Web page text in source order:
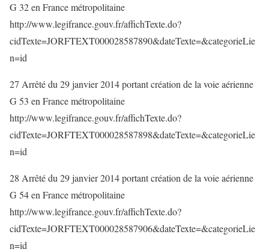
G 32 en France métropolitaine
http://www.legifrance.gouv.fr/affichTexte.do?
cidTexte=JORFTEXT000028587890&dateTexte=&categorieLie
n=id
27 Arrêté du 29 janvier 2014 portant création de la voie aérienne
G 53 en France métropolitaine
http://www.legifrance.gouv.fr/affichTexte.do?
cidTexte=JORFTEXT000028587898&dateTexte=&categorieLie
n=id
28 Arrêté du 29 janvier 2014 portant création de la voie aérienne
G 54 en France métropolitaine
http://www.legifrance.gouv.fr/affichTexte.do?
cidTexte=JORFTEXT000028587906&dateTexte=&categorieLie
n=id